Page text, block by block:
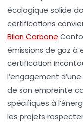
écologique solide
certifications
Bilan Carbone
émissions de gaz à
certification
l’engagement
de son empreinte
spécifiques à
les projets